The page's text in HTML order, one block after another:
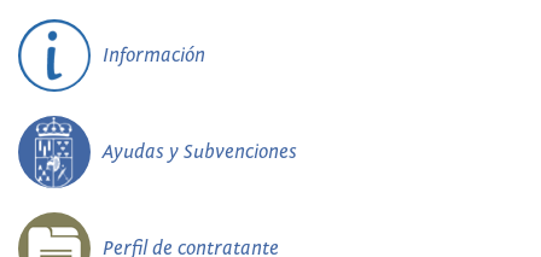
Información
Ayudas y Subvenciones
Perfil de contratante